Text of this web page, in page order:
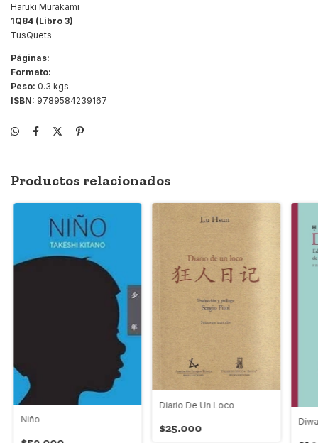
Haruki Murakami
1Q84 (Libro 3)
TusQuets
Páginas:
Formato:
Peso: 0.3 kgs.
ISBN: 9789584239167
Productos relacionados
Niño
Diario De Un Loco
$25.000